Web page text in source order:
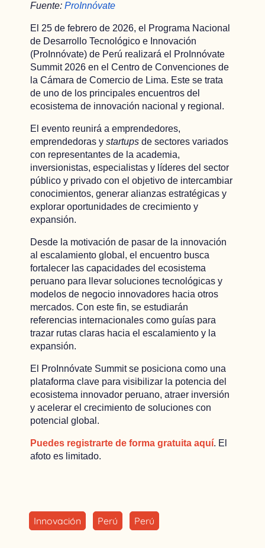
Fuente: ProInnóvate
El 25 de febrero de 2026, el Programa Nacional
de Desarrollo Tecnológico e Innovación
(ProInnóvate) de Perú realizará el ProInnóvate
Summit 2026 en el Centro de Convenciones de
la Cámara de Comercio de Lima. Este se trata
de uno de los principales encuentros del
ecosistema de innovación nacional y regional.
El evento reunirá a emprendedores,
emprendedoras y startups de sectores variados
con representantes de la academia,
inversionistas, especialistas y líderes del sector
público y privado con el objetivo de intercambiar
conocimientos, generar alianzas estratégicas y
explorar oportunidades de crecimiento y
expansión.
Desde la motivación de pasar de la innovación
al escalamiento global, el encuentro busca
fortalecer las capacidades del ecosistema
peruano para llevar soluciones tecnológicas y
modelos de negocio innovadores hacia otros
mercados. Con este fin, se estudiarán
referencias internacionales como guías para
trazar rutas claras hacia el escalamiento y la
expansión.
El ProInnóvate Summit se posiciona como una
plataforma clave para visibilizar la potencia del
ecosistema innovador peruano, atraer inversión
y acelerar el crecimiento de soluciones con
potencial global.
Puedes registrarte de forma gratuita aquí. El
afoto es limitado.
Innovación Perú Perú